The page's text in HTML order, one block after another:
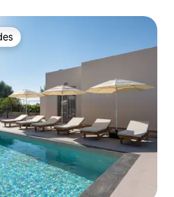
más destacados